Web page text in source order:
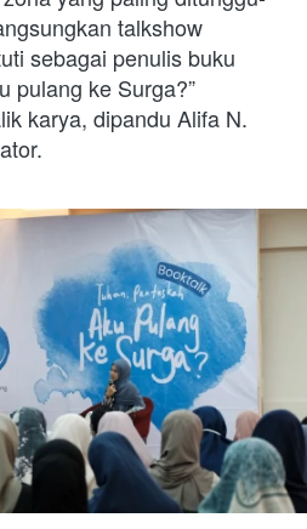
talkshow
sebagai penulis buku
pulang ke Surga?”
karya, dipandu Alifa N.